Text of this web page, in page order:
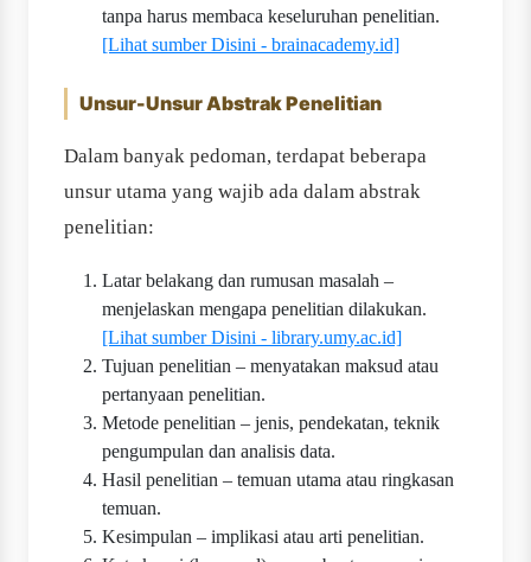
tanpa harus membaca keseluruhan penelitian.
[Lihat sumber Disini - brainacademy.id]
Unsur-Unsur Abstrak Penelitian
Dalam banyak pedoman, terdapat beberapa
unsur utama yang wajib ada dalam abstrak
penelitian:
Latar belakang dan rumusan masalah –
menjelaskan mengapa penelitian dilakukan.
[Lihat sumber Disini - library.umy.ac.id]
Tujuan penelitian – menyatakan maksud atau
pertanyaan penelitian.
Metode penelitian – jenis, pendekatan, teknik
pengumpulan dan analisis data.
Hasil penelitian – temuan utama atau ringkasan
temuan.
Kesimpulan – implikasi atau arti penelitian.